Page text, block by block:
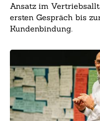
Ansatz im
ersten Gespräch bis
Kundenbindung.